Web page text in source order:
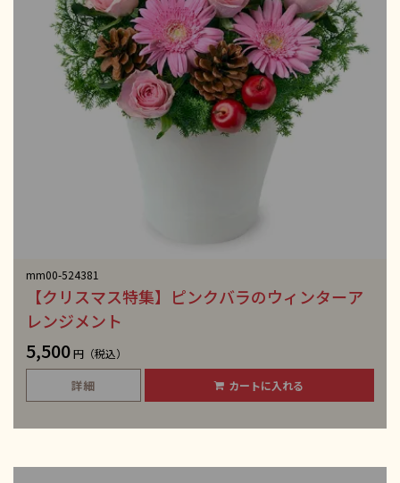
mm00-524381
【クリスマス特集】ピンクバラのウィンターア
レンジメント
5,500円（税込）
詳細 カートに入れる